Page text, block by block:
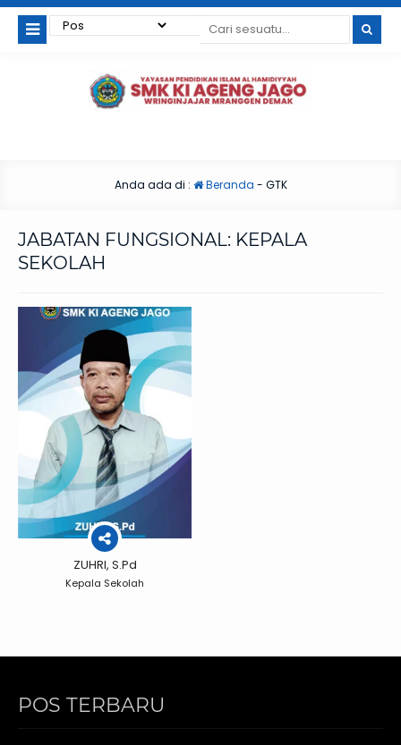
Anda ada di : Beranda - GTK
JABATAN FUNGSIONAL: KEPALA
SEKOLAH
ZUHRI, S.Pd
Kepala Sekolah
POS TERBARU